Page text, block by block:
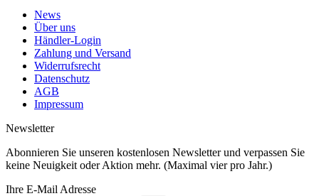
News
Über uns
Händler-Login
Zahlung und Versand
Widerrufsrecht
Datenschutz
AGB
Impressum
Newsletter
Abonnieren Sie unseren kostenlosen Newsletter und verpassen Sie
keine Neuigkeit oder Aktion mehr. (Maximal vier pro Jahr.)
Ihre E-Mail Adresse